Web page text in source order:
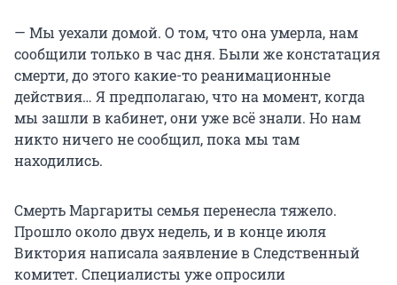
— Мы уехали домой. О том, что она умерла, нам
сообщили только в час дня. Были же констатация
смерти, до этого какие-то реанимационные
действия… Я предполагаю, что на момент, когда
мы зашли в кабинет, они уже всё знали. Но нам
никто ничего не сообщил, пока мы там
находились.
Смерть Маргариты семья перенесла тяжело.
Прошло около двух недель, и в конце июля
Виктория написала заявление в Следственный
комитет. Специалисты уже опросили